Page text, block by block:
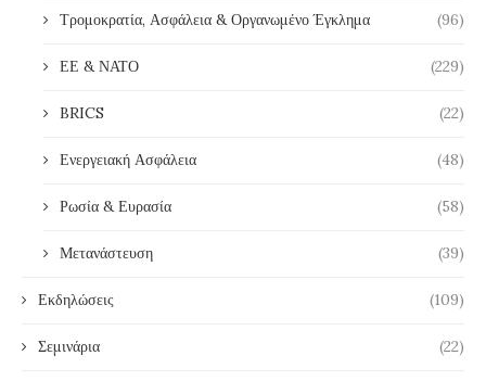
Τρομοκρατία, Ασφάλεια & Οργανωμένο Έγκλημα (96)
ΕΕ & ΝΑΤΟ (229)
BRICS (22)
Ενεργειακή Ασφάλεια (48)
Ρωσία & Ευρασία (58)
Μετανάστευση (39)
Εκδηλώσεις (109)
Σεμινάρια (22)